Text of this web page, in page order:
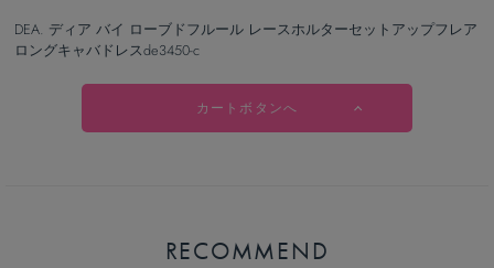
DEA. ディア バイ ローブドフルール レースホルターセットアップフレア
ロングキャバドレスde3450-c
カートボタンへ
RECOMMEND